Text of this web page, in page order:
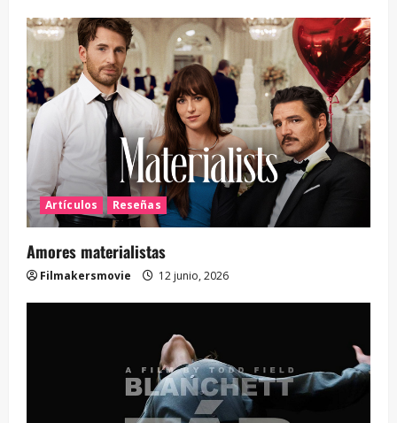
Artículos Reseñas
Amores materialistas
Filmakersmovie 12 junio, 2026